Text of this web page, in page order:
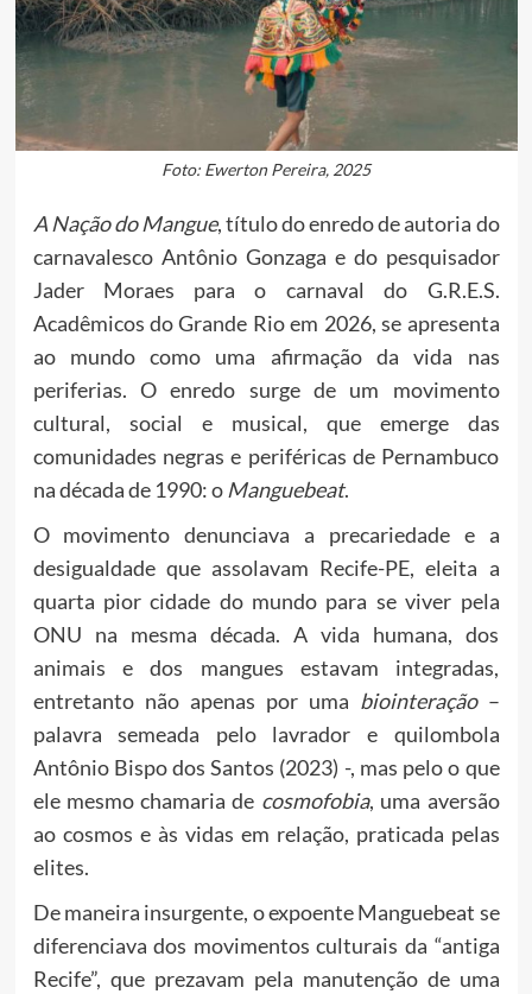
Foto: Ewerton Pereira, 2025
A Nação do Mangue, título do enredo de autoria do
carnavalesco Antônio Gonzaga e do pesquisador
Jader Moraes para o carnaval do G.R.E.S.
Acadêmicos do Grande Rio em 2026, se apresenta
ao mundo como uma afirmação da vida nas
periferias. O enredo surge de um movimento
cultural, social e musical, que emerge das
comunidades negras e periféricas de Pernambuco
na década de 1990: o Manguebeat.
O movimento denunciava a precariedade e a
desigualdade que assolavam Recife-PE, eleita a
quarta pior cidade do mundo para se viver pela
ONU na mesma década. A vida humana, dos
animais e dos mangues estavam integradas,
entretanto não apenas por uma biointeração –
palavra semeada pelo lavrador e quilombola
Antônio Bispo dos Santos (2023) -, mas pelo o que
ele mesmo chamaria de cosmofobia, uma aversão
ao cosmos e às vidas em relação, praticada pelas
elites.
De maneira insurgente, o expoente Manguebeat se
diferenciava dos movimentos culturais da “antiga
Recife”, que prezavam pela manutenção de uma